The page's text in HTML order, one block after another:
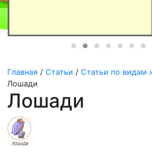
Главная / Статьи / Статьи по видам
Лошади
Лошади